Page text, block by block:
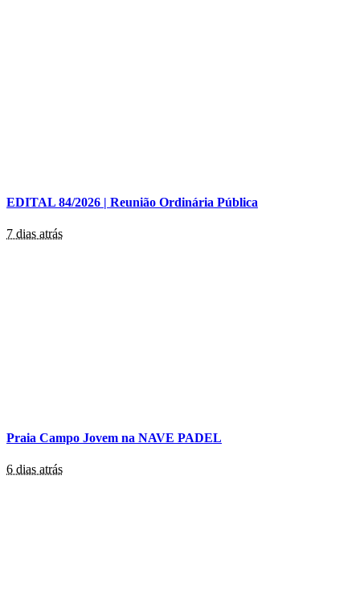
EDITAL 84/2026 | Reunião Ordinária Pública
7 dias atrás
Praia Campo Jovem na NAVE PADEL
6 dias atrás